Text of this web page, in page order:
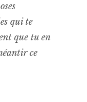
qui te
que tu en
ce